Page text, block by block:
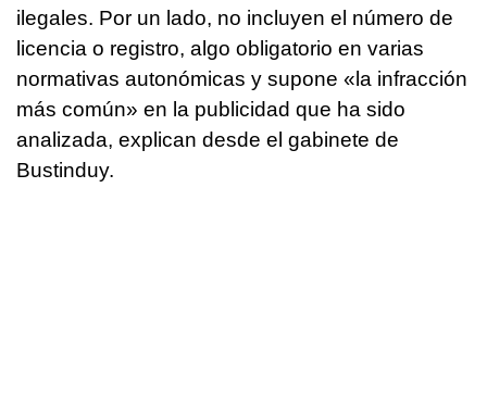
ilegales. Por un lado, no incluyen el número de
licencia o registro, algo obligatorio en varias
normativas autonómicas y supone «la infracción
más común» en la publicidad que ha sido
analizada, explican desde el gabinete de
Bustinduy.